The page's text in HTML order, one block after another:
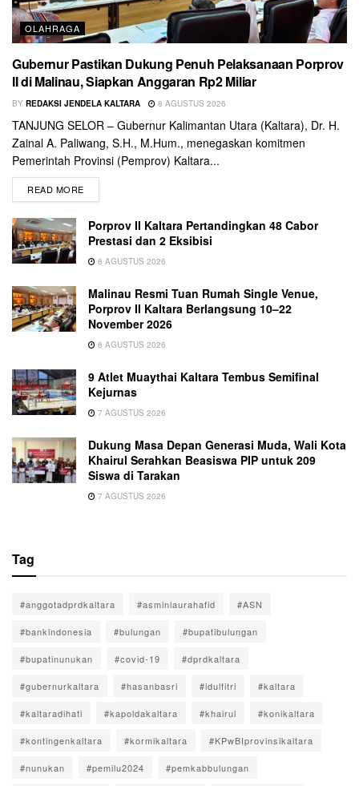
OLAHRAGA
Gubernur Pastikan Dukung Penuh Pelaksanaan Porprov
II di Malinau, Siapkan Anggaran Rp2 Miliar
BY REDAKSI JENDELA KALTARA 8 AGUSTUS 2026
TANJUNG SELOR – Gubernur Kalimantan Utara (Kaltara), Dr. H.
Zainal A. Paliwang, S.H., M.Hum., menegaskan komitmen
Pemerintah Provinsi (Pemprov) Kaltara...
READ MORE
Porprov II Kaltara Pertandingkan 48 Cabor
Prestasi dan 2 Eksibisi
8 AGUSTUS 2026
Malinau Resmi Tuan Rumah Single Venue,
Porprov II Kaltara Berlangsung 10–22
November 2026
8 AGUSTUS 2026
9 Atlet Muaythai Kaltara Tembus Semifinal
Kejurnas
7 AGUSTUS 2026
Dukung Masa Depan Generasi Muda, Wali Kota
Khairul Serahkan Beasiswa PIP untuk 209
Siswa di Tarakan
7 AGUSTUS 2026
Tag
#anggotadprdkaltara #asminlaurahafid #ASN
#bankindonesia #bulungan #bupatibulungan
#bupatinunukan #covid-19 #dprdkaltara
#gubernurkaltara #hasanbasri #idulfitri #kaltara
#kaltaradihati #kapoldakaltara #khairul #konikaltara
#kontingenkaltara #kormikaltara #KPwBIprovinsikaltara
#nunukan #pemilu2024 #pemkabbulungan